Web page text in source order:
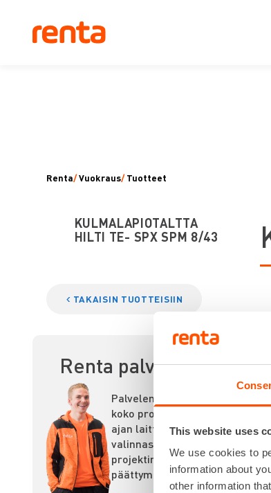
This website uses
We use cookies to
information about
other information
Renta/Vuokraus/ Tuotteet
KULMALAPIOTALTTA
HILTI TE- SPX SPM 8/43
TAKAISIN TUOTTEISIIN
Renta palvelee
Palvelemme
koko prosessin
ajan laitteiden
valinnasta
projektin
päättymiseen.